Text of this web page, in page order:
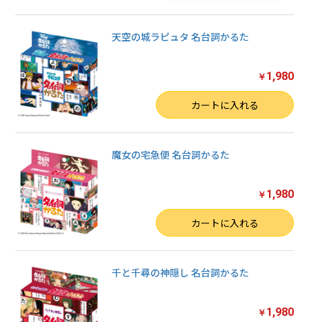
天空の城ラピュタ 名台詞かるた
￥ 1,980
カートに入れる
魔女の宅急便 名台詞かるた
￥ 1,980
カートに入れる
千と千尋の神隠し 名台詞かるた
￥ 1,980